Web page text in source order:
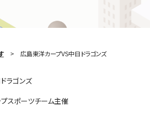
広島東洋カープVS中日ドラゴンズ
ラゴンズ
プスポーツチーム主催